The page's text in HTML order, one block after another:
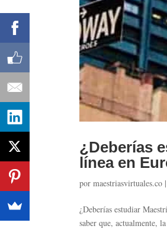
¿Deberías
línea en
pormaestriasvirtuales.co
¿Deberías estudiar
saber que, actualmente,